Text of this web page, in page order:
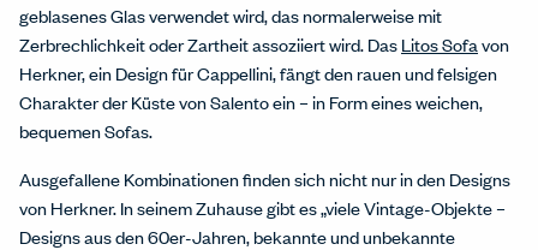
geblasenes Glas verwendet wird, das normalerweise mit
Zerbrechlichkeit oder Zartheit assoziiert wird. DasLitos Sofavon
Herkner, ein Design für Cappellini, fängt den rauen und felsigen
Charakter der Küste von Salento ein – in Form eines weichen,
bequemen Sofas.
Ausgefallene Kombinationen finden sich nicht nur in den Designs
von Herkner. In seinem Zuhause gibt es „viele Vintage-Objekte –
Designs aus den 60er-Jahren, bekannte und unbekannte